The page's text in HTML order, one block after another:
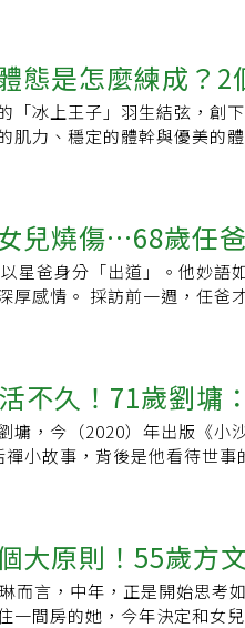
還有許多負責連結筋膜、脂肪
情，肌肉的分布和構造更為
彈性。但隨著身體老化，韌
態是怎麼練成？2
群
「冰上王子」羽生結弦，創
肌力、穩定的體幹與優美的
兒燒傷…68歲任
星爸身分「出道」。他妙語
任媽去歐洲玩了一趟
不久！71歲劉墉
墉，今（2020）年出版《小
小故事，背後是他看待世事
大原則！55歲方
體貼
而言，中年，正是開始思考
一間房的她，今年決定和女